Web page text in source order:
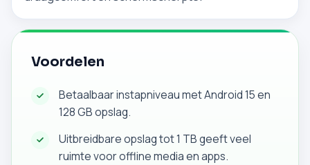
Voordelen
Betaalbaar instapniveau met Android 15 en
128 GB opslag.
Uitbreidbare opslag tot 1 TB geeft veel
ruimte voor offline media en apps.